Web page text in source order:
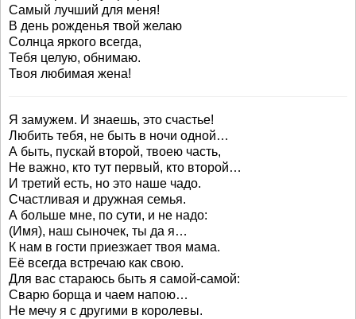
Самый лучший для меня!
В день рожденья твой желаю
Солнца яркого всегда,
Тебя целую, обнимаю.
Твоя любимая жена!
Я замужем. И знаешь, это счастье!
Любить тебя, не быть в ночи одной…
А быть, пускай второй, твоею часть,
Не важно, кто тут первый, кто второй…
И третий есть, но это наше чадо.
Счастливая и дружная семья.
А больше мне, по сути, и не надо:
(Имя), наш сыночек, ты да я…
К нам в гости приезжает твоя мама.
Её всегда встречаю как свою.
Для вас стараюсь быть я самой-самой:
Сварю борща и чаем напою…
Не мечу я с другими в королевы.